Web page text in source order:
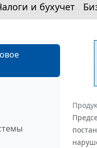
и бухучет